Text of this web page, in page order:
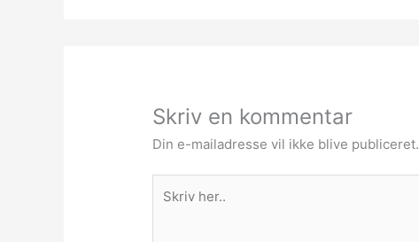
Skriv en kommentar
Din e-mailadresse vil ikke blive publiceret.
her..